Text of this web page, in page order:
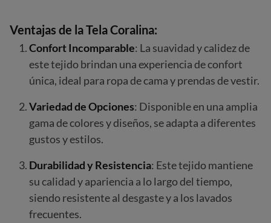
Ventajas de la Tela Coralina:
Confort Incomparable: La suavidad y calidez de
este tejido brindan una experiencia de confort
única, ideal para ropa de cama y prendas de vestir.
Variedad de Opciones: Disponible en una amplia
gama de colores y diseños, se adapta a diferentes
gustos y estilos.
Durabilidad y Resistencia: Este tejido mantiene
su calidad y apariencia a lo largo del tiempo,
siendo resistente al desgaste y a los lavados
frecuentes.